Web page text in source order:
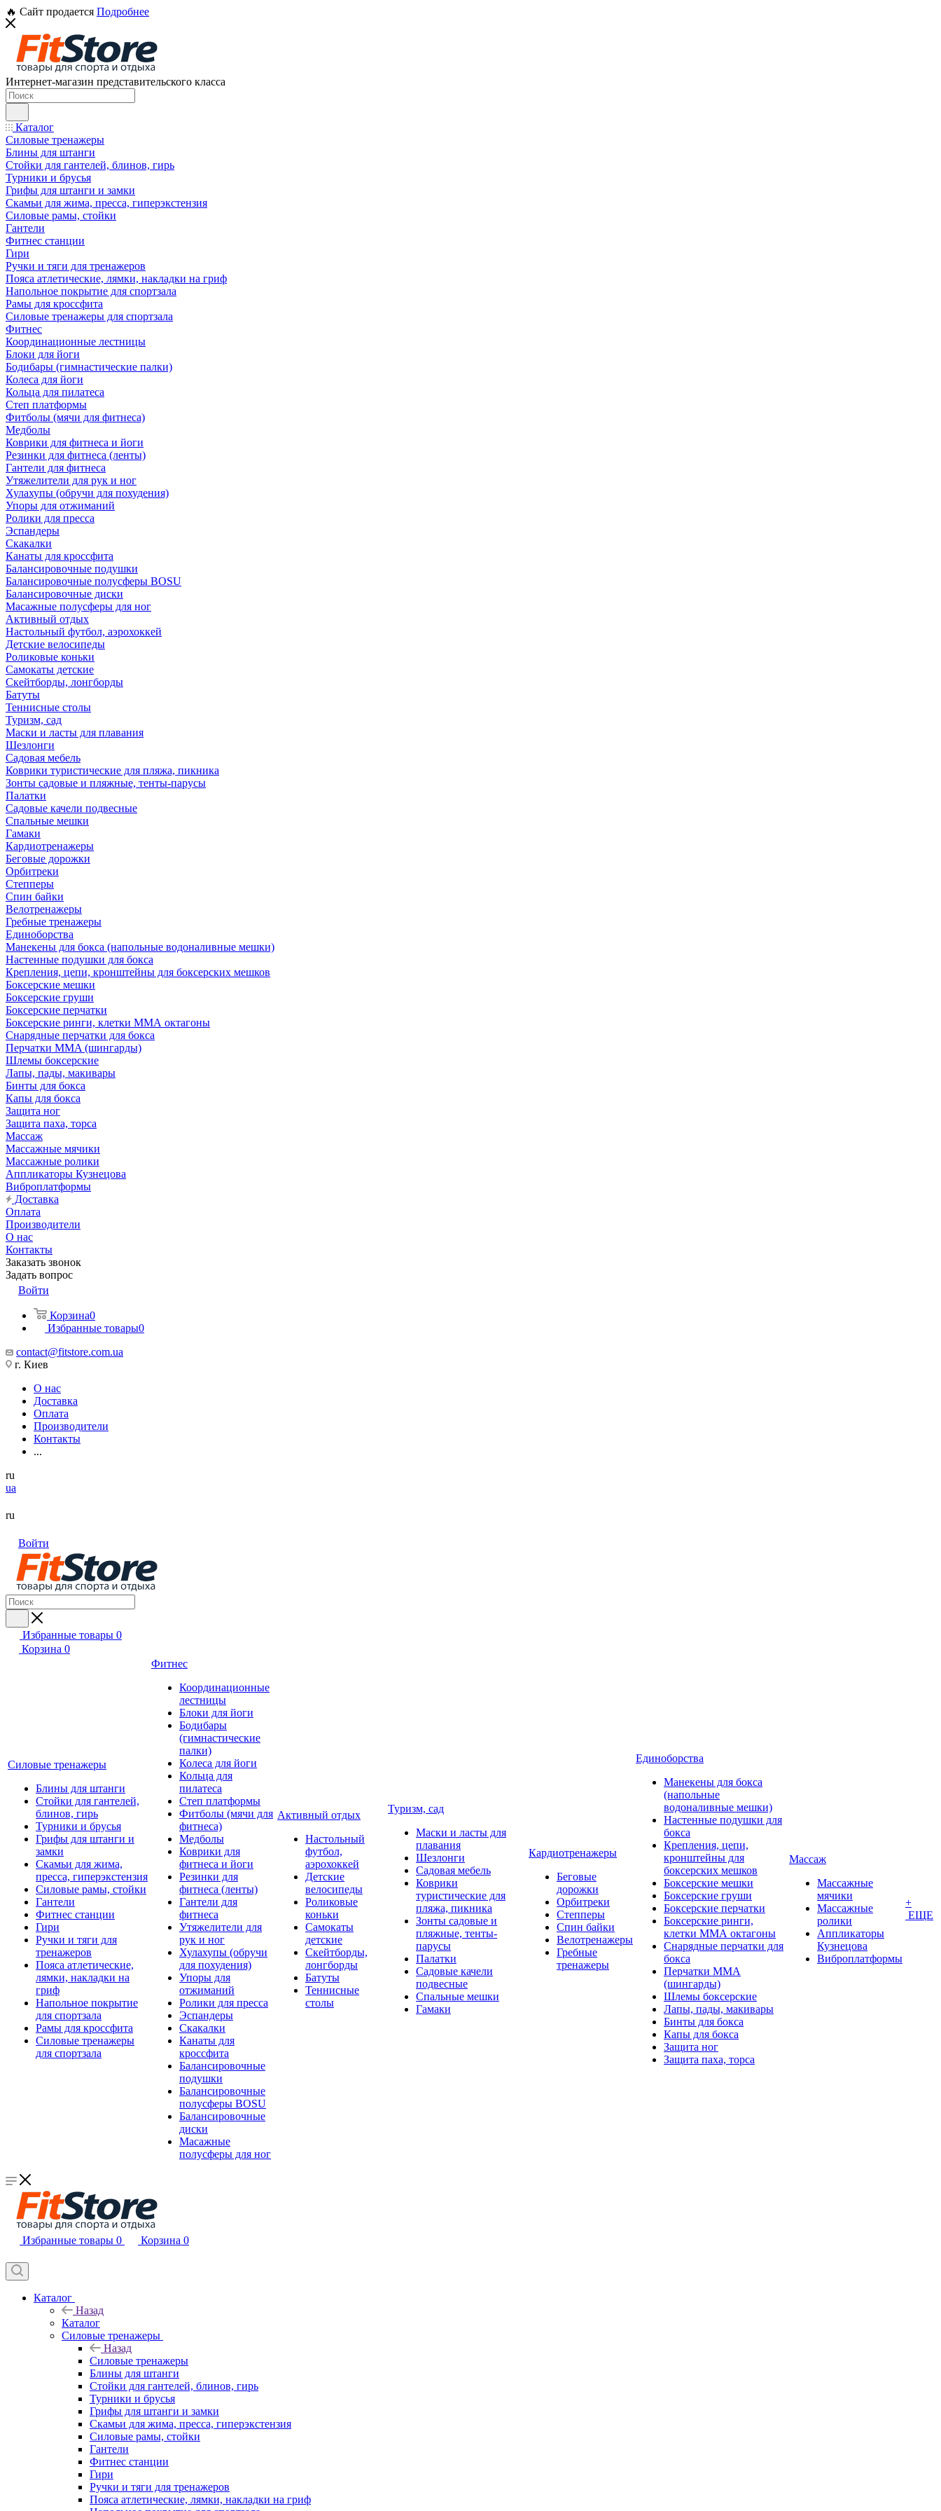
🔥 Сайт продается Подробнее
Интернет-магазин представительского класса
Каталог
Силовые тренажеры
Блины для штанги
Стойки для гантелей, блинов, гирь
Турники и брусья
Грифы для штанги и замки
Скамьи для жима, пресса, гиперэкстензия
Силовые рамы, стойки
Гантели
Фитнес станции
Гири
Ручки и тяги для тренажеров
Пояса атлетические, лямки, накладки на гриф
Напольное покрытие для спортзала
Рамы для кроссфита
Силовые тренажеры для спортзала
Фитнес
Координационные лестницы
Блоки для йоги
Бодибары (гимнастические палки)
Колеса для йоги
Кольца для пилатеса
Степ платформы
Фитболы (мячи для фитнеса)
Медболы
Коврики для фитнеса и йоги
Резинки для фитнеса (ленты)
Гантели для фитнеса
Утяжелители для рук и ног
Хулахупы (обручи для похудения)
Упоры для отжиманий
Ролики для пресса
Эспандеры
Скакалки
Канаты для кроссфита
Балансировочные подушки
Балансировочные полусферы BOSU
Балансировочные диски
Масажные полусферы для ног
Активный отдых
Настольный футбол, аэрохоккей
Детские велосипеды
Роликовые коньки
Самокаты детские
Скейтборды, лонгборды
Батуты
Теннисные столы
Туризм, сад
Маски и ласты для плавания
Шезлонги
Садовая мебель
Коврики туристические для пляжа, пикника
Зонты садовые и пляжные, тенты-парусы
Палатки
Садовые качели подвесные
Спальные мешки
Гамаки
Кардиотренажеры
Беговые дорожки
Орбитреки
Степперы
Спин байки
Велотренажеры
Гребные тренажеры
Единоборства
Манекены для бокса (напольные водоналивные мешки)
Настенные подушки для бокса
Крепления, цепи, кронштейны для боксерских мешков
Боксерские мешки
Боксерские груши
Боксерские перчатки
Боксерские ринги, клетки ММА октагоны
Снарядные перчатки для бокса
Перчатки MMA (шингарды)
Шлемы боксерские
Лапы, пады, макивары
Бинты для бокса
Капы для бокса
Защита ног
Защита паха, торса
Массаж
Массажные мячики
Массажные ролики
Аппликаторы Кузнецова
Виброплатформы
Доставка
Оплата
Производители
О нас
Контакты
Заказать звонок
Задать вопрос
Войти
Корзина0
Избранные товары0
contact@fitstore.com.ua
г. Киев
О нас
Доставка
Оплата
Производители
Контакты
...
ru
ua
ru
Войти
Избранные товары 0
Корзина 0
Силовые тренажеры
Блины для штанги
Стойки для гантелей,
блинов, гирь
Турники и брусья
Грифы для штанги и
замки
Скамьи для жима,
пресса, гиперэкстензия
Силовые рамы, стойки
Гантели
Фитнес станции
Гири
Ручки и тяги для
тренажеров
Пояса атлетические,
лямки, накладки на
гриф
Напольное покрытие
для спортзала
Рамы для кроссфита
Силовые тренажеры
для спортзала
Фитнес
Координационные
лестницы
Блоки для йоги
Бодибары
(гимнастические
палки)
Колеса для йоги
Кольца для
пилатеса
Степ платформы
Фитболы (мячи для
фитнеса)
Медболы
Коврики для
фитнеса и йоги
Резинки для
фитнеса (ленты)
Гантели для
фитнеса
Утяжелители для
рук и ног
Хулахупы (обручи
для похудения)
Упоры для
отжиманий
Ролики для пресса
Эспандеры
Скакалки
Канаты для
кроссфита
Балансировочные
подушки
Балансировочные
полусферы BOSU
Балансировочные
диски
Масажные
полусферы для ног
Активный отдых
Настольный
футбол,
аэрохоккей
Детские
велосипеды
Роликовые
коньки
Самокаты
детские
Скейтборды,
лонгборды
Батуты
Теннисные
столы
Туризм, сад
Маски и ласты для
плавания
Шезлонги
Садовая мебель
Коврики
туристические для
пляжа, пикника
Зонты садовые и
пляжные, тенты-
парусы
Палатки
Садовые качели
подвесные
Спальные мешки
Гамаки
Кардиотренажеры
Беговые
дорожки
Орбитреки
Степперы
Спин байки
Велотренажеры
Гребные
тренажеры
Единоборства
Манекены для бокса
(напольные
водоналивные мешки)
Настенные подушки для
бокса
Крепления, цепи,
кронштейны для
боксерских мешков
Боксерские мешки
Боксерские груши
Боксерские перчатки
Боксерские ринги,
клетки ММА октагоны
Снарядные перчатки для
бокса
Перчатки MMA
(шингарды)
Шлемы боксерские
Лапы, пады, макивары
Бинты для бокса
Капы для бокса
Защита ног
Защита паха, торса
Массаж
Массажные
мячики
Массажные
ролики
Аппликаторы
Кузнецова
Виброплатформы
+
ЕЩЕ
Избранные товары 0 Корзина 0
Каталог
Назад
Каталог
Силовые тренажеры
Назад
Силовые тренажеры
Блины для штанги
Стойки для гантелей, блинов, гирь
Турники и брусья
Грифы для штанги и замки
Скамьи для жима, пресса, гиперэкстензия
Силовые рамы, стойки
Гантели
Фитнес станции
Гири
Ручки и тяги для тренажеров
Пояса атлетические, лямки, накладки на гриф